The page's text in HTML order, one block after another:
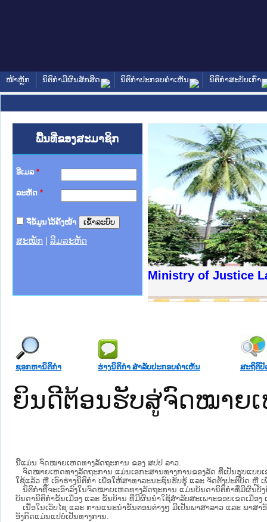
ໜ້າຫຼັກ ນິຕິກໍາມີຜົນສັກສິດ ນິຕິກໍາປະກອບຄໍາເຫັນ ນິຕິກໍາສະບັບເກົ່າ
ພື້ນທີ່ຂອງສະມາຊິກ
ອີເມລ *
ລະຫັດ *
ຈື່ຂໍ້ມູນໄວ້ຄັ້ງໜ້າ
ສະໝັກ ລືມລະຫັດ
Ministry of Justice
ຊາຊົນ ພາກເໜືອ
ການ
ກາງ
ກໃຕ້
ນຕຳຫຼວດປະຊາຊົນ
ສັນຕິບານປະຊາຊົນ
ກເໜືອ
ຊາຊົນ ພາກກາງ
ຊອກຫານິຕິກໍາ ຮ່າງນິຕິກໍາ ສໍາລັບປະກອບຄໍາເຫັນ ສະຖິຕິປັ
ຍິນດີຕ້ອນຮັບສູ່ຈົດໝາຍເ
ນີ້ແມ່ນ ຈົດໝາຍເຫດທາງລັດຖະການ ຂອງ ສປປ ລາວ.
ຈົດໝາຍເຫດທາງລັດຖະການ ແມ່ນ​ເອ​ກະ​ສານ​ທາງ​ການ​ຂອງ​ລັດ ທີ່​ເປັນ​ຮູບ​ແບບ​
ໃຊ້ແລ້ວ ຫຼື ເອົາຮ່າງນິຕິກໍາ ເພື່ອໃຫ້​ສາ​ທາ​ລະ​ນະ​ຊົນ​ຮັບ​ຮູ້ ແລະ ຈັດ​ຕັ້ງ​ປະ​ຕິ​ບັດ ຫຼື
ນິ​ຕິ​ກຳ​ທີ່​ຈະ​ເອົາ​ລົງ​ໃນ​ຈົດ​ໝາຍ​ເຫດ​ທາງ​ລັດ​ຖະ​ການ ​ແມ່ນ​ບັນ​ດາ​ນິ​ຕິ​ກຳ​ທີ່​ມີ​ຜົນ​ບັ
ບັນ​ດານິ​ຕິ​ກຳ​ຂັ້ນ​ເມືອງ ແລະ ຂັ້ນ​ບ້ານ ​ທີ່​ມີ​ຜົນ​ນຳ​ໃຊ້​ສຳ​ລັບ​ສະ​ເພາະ​ຂອບ​ເຂດ​ເມືອງ
ເນື້ອໃນ​ເວັບ​ໄຊ​ ແລະ ການແນະນໍາຂັ້ນຕອນຕ່າງໆ ມີເປັນພາສາລາວ ແລະ ພາສ
ອັງກິດແມ່ນແປບໍ່ເປັນທາງການ.